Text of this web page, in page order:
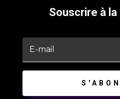
Souscrire à